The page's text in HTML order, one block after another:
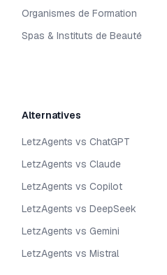
Organismes de Formation
Spas & Instituts de Beauté
Alternatives
LetzAgents vs ChatGPT
LetzAgents vs Claude
LetzAgents vs Copilot
LetzAgents vs DeepSeek
LetzAgents vs Gemini
LetzAgents vs Mistral